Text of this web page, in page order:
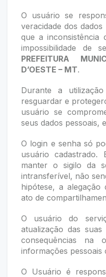
O usuário se
veracidade dos
que a inconsistência
impossibilidade de
PREFEITURA
D’OESTE – MT.
Durante a
resguardar e
usuário se
seus dados pessoais,
O login e senha só
usuário cadastrado.
manter o sigilo da
intransferível, não
hipótese, a
ato de
O usuário do
atualização das
consequências na
informações pessoais
O Usuário é